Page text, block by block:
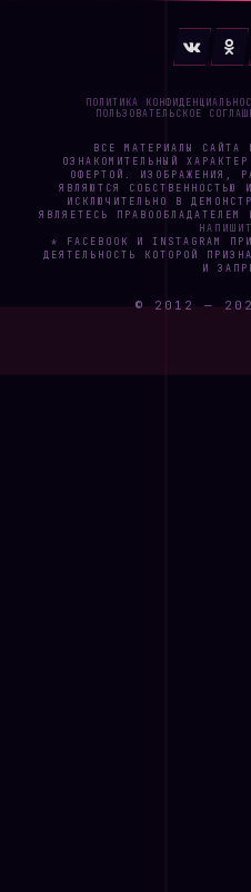
ПОЛИТИКА
ПОЛЬЗОВАТЕЛЬСКОЕ
ВСЕ МАТЕРИАЛЫ САЙТА
ОЗНАКОМИТЕЛЬНЫЙ
ОФЕРТОЙ. ИЗОБРАЖЕНИЯ,
ЯВЛЯЮТСЯ СОБСТВЕННОСТЬЮ
ИСКЛЮЧИТЕЛЬНО В
ЯВЛЯЕТЕСЬ
* FACEBOOK И INSTAGRAM
ДЕЯТЕЛЬНОСТЬ КОТОРОЙ
И
© 2012 —